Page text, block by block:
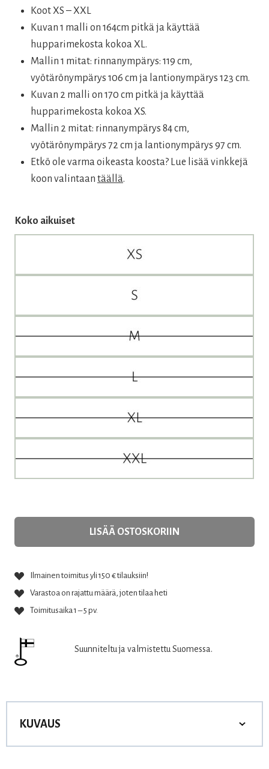
Koot XS – XXL
Kuvan 1 malli on 164cm pitkä ja käyttää
hupparimekosta kokoa XL.
Mallin 1 mitat: rinnanympärys: 119 cm,
vyötärönympärys 106 cm ja lantionympärys 123 cm.
Kuvan 2 malli on 170 cm pitkä ja käyttää
hupparimekosta kokoa XS.
Mallin 2 mitat: rinnanympärys 84 cm,
vyötärönympärys 72 cm ja lantionympärys 97 cm.
Etkö ole varma oikeasta koosta? Lue lisää vinkkejä
koon valintaan täällä.
Koko aikuiset
LISÄÄ OSTOSKORIIN
Ilmainen toimitus yli 150 € tilauksiin!
Varastoa on rajattu määrä, joten tilaa heti
Toimitusaika 1 – 5 pv.
Suunniteltu ja valmistettu Suomessa.
KUVAUS